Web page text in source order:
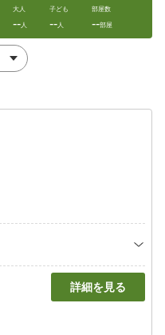
大人
--人
子ども
--人
部屋数
--部屋
詳細を見る